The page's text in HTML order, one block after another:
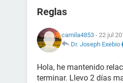
Reglas
camila4853 - 22 jul
Dr. Joseph Exebio
Hola, he mantenido
terminar. Llevo 2 días